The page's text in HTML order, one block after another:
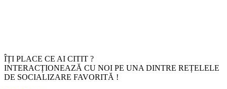
ÎȚI PLACE CE AI CITIT ?
INTERACȚIONEAZĂ CU NOI PE UNA DINTRE REȚELELE
DE SOCIALIZARE FAVORITĂ !